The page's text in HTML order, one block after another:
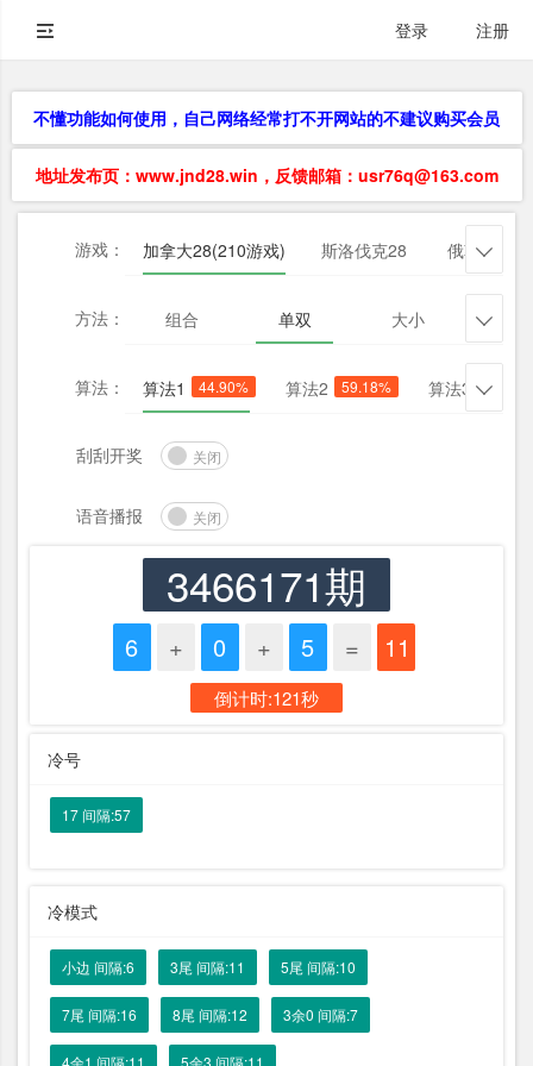
登录 注册
不懂功能如何使用，自己网络经常打不开网站的不建议购买会员
地址发布页：www.jnd28.win，反馈邮箱：usr76q@163.com
游戏： 加拿大28(210游戏) 斯洛伐克28 俄勒冈28

方法： 组合 单双 大小 
算法： 算法1 44.90% 算法2 59.18% 算法3 40.82%

刮刮开奖 关闭
语音播报 关闭
3466171期
6 + 0 + 5 = 11
倒计时:121秒
冷号
17 间隔:57
冷模式
小边 间隔:6 3尾 间隔:11 5尾 间隔:10
7尾 间隔:16 8尾 间隔:12 3余0 间隔:7
4余1 间隔:11 5余3 间隔:11